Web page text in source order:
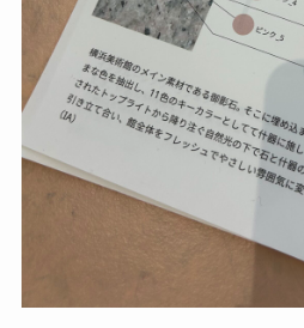
Contact
Q&A
Gallery